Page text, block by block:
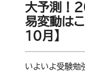
大予測！
易変動は
10月】
いよいよ受験勉